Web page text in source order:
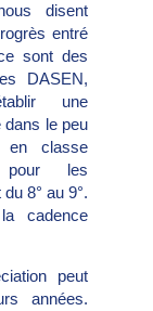
disent
entré
sont des
DASEN,
une
dans le peu
en classe
les
8° au 9°.
cadence
peut
années.